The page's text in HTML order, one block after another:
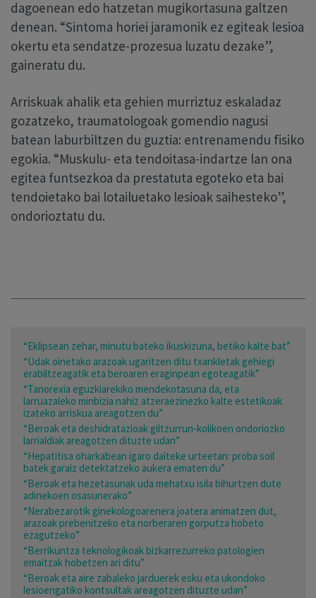
dagoenean edo hatzetan mugikortasuna galtzen
denean. “Sintoma horiei jaramonik ez egiteak lesioa
okertu eta sendatze-prozesua luzatu dezake”,
gaineratu du.
Arriskuak ahalik eta gehien murriztuz eskaladaz
gozatzeko, traumatologoak gomendio nagusi
batean laburbiltzen du guztia: entrenamendu fisiko
egokia. “Muskulu- eta tendoitasa-indartze lan ona
egitea funtsezkoa da prestatuta egoteko eta bai
tendoietako bai lotailuetako lesioak saihesteko”,
ondorioztatu du.
“Eklipsean zehar, minutu bateko ikuskizuna, betiko kalte bat”
“Udak oinetako arazoak ugaritzen ditu txankletak gehiegi
erabiltzeagatik eta beroaren eraginpean egoteagatik”
“Tanorexia eguzkiarekiko mendekotasuna da, eta
larruazaleko minbizia nahiz atzeraezinezko kalte estetikoak
izateko arriskua areagotzen du”
“Beroak eta deshidratazioak giltzurrun-kolikoen ondoriozko
larrialdiak areagotzen dituzte udan”
“Hepatitisa oharkabean igaro daiteke urteetan: proba soil
batek garaiz detektatzeko aukera ematen du”
“Beroak eta hezetasunak uda mehatxu isila bihurtzen dute
adinekoen osasunerako”
“Nerabezarotik ginekologoarenera joatera animatzen dut,
arazoak prebenitzeko eta norberaren gorputza hobeto
ezagutzeko”
“Berrikuntza teknologikoak bizkarrezurreko patologien
emaitzak hobetzen ari ditu”
“Beroak eta aire zabaleko jarduerek esku eta ukondoko
lesioengatiko kontsultak areagotzen dituzte udan”